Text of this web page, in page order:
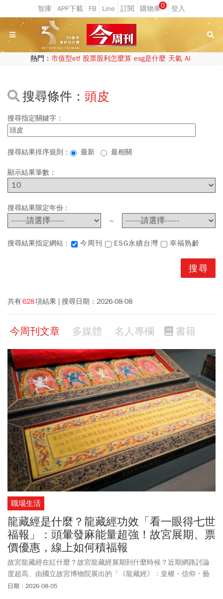
0
熱門： 市值型etf 股票股利怎麼算 esg是什麼 天氣 AI
搜尋條件： 頭皮
搜尋指定關鍵字：
搜尋結果排序規則： 最新 最相關
顯示結果筆數：
搜尋結果限定年份 :
~
搜尋結果指定網站 : 今周刊 ESG永續台灣 幸福熟齡
共有628項結果 搜尋日期： 2026-08-08
今周刊文章 多媒體 名人專欄 書籍
職場生活
龍藏經是什麼？龍藏經功效「看一眼得七世
福報」：頭暈發麻能量超強！故宮展期、票
價優惠，線上如何積福報
故宮龍藏經在紅什麼？故宮龍藏經展期到什麼時候？近期網路討論
度超高、由國立故宮博物院展出的「《龍藏經》：皇權・信仰・藝
術的盛世交響」特展爆紅，民眾流傳「親眼見到真跡可累積七世福
日期：2026-08-05